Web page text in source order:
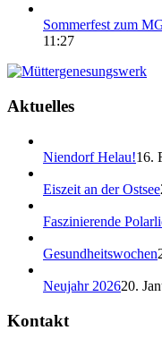
Sommerfest zum
11:27
Aktuelles
Niendorf Helau!16.
Eiszeit an der Ostsee
Faszinierende
Gesundheitswochen
Neujahr 202620.
Kontakt